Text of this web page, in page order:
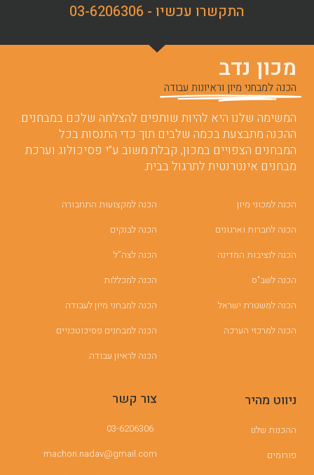
התקשרו עכשיו - 03-6206306
מכון נדב
הכנה למבחני מיון וראיונות עבודה
המשימה שלנו היא להיות שותפים להצלחה שלכם במבחנים.
ההכנה מתבצעת בכמה שלבים תוך כדי התנסות בכל
המבחנים הצפויים במכון, קבלת משוב ע”י פסיכולוג וערכת
מבחנים אינטרנטית לתרגול בבית.
הכנה למכוני מיון
הכנה לחברות וארגונים
הכנה לנציבות המדינה
הכנה לשב"ס
הכנה למשטרת ישראל
הכנה למרכזי הערכה
הכנה למקצועות התחבורה
הכנה לבנקים
הכנה לצה”ל
הכנה למכללות
הכנה למבחני מיון לעבודה
הכנה למבחנים פסיכוטכניים
הכנה לראיון עבודה
ניווט מהיר
ההכנות שלנו
פורומים
צור קשר
03-6206306
machon.nadav@gmail.com